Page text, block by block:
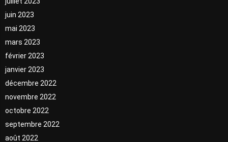
juin 2023
mai 2023
mars 2023
février 2023
janvier 2023
décembre 2022
novembre 2022
octobre 2022
septembre 2022
août 2022